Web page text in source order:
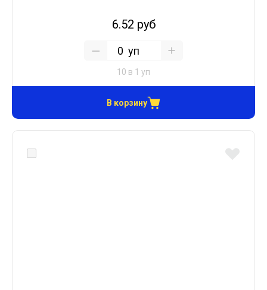
6.52 руб
уп
10 в 1 уп
В корзину